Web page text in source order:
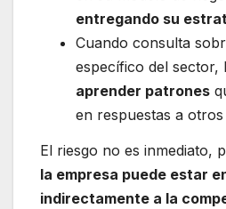
entregando su
Cuando consulta
específico del sector,
aprender patrones
en respuestas a
El riesgo no es inmediato,
la empresa puede estar
indirectamente a la